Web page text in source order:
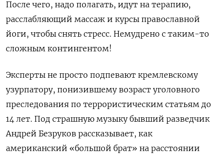
После чего, надо полагать, идут на терапию,
расслабляющий массаж и курсы православной
йоги, чтобы снять стресс. Немудрено с таким-то
сложным контингентом!
Эксперты не просто подпевают кремлевскому
узурпатору, понизившему возраст уголовного
преследования по террористическим статьям до
14 лет. Под страшную музыку бывший разведчик
Андрей Безруков рассказывает, как
американский «большой брат» на расстоянии